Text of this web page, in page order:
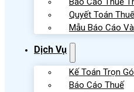
Quyết Toán
Mẫu Báo Cáo
Dịch Vụ
Kế Toán Trọn
Báo Cáo Thuế